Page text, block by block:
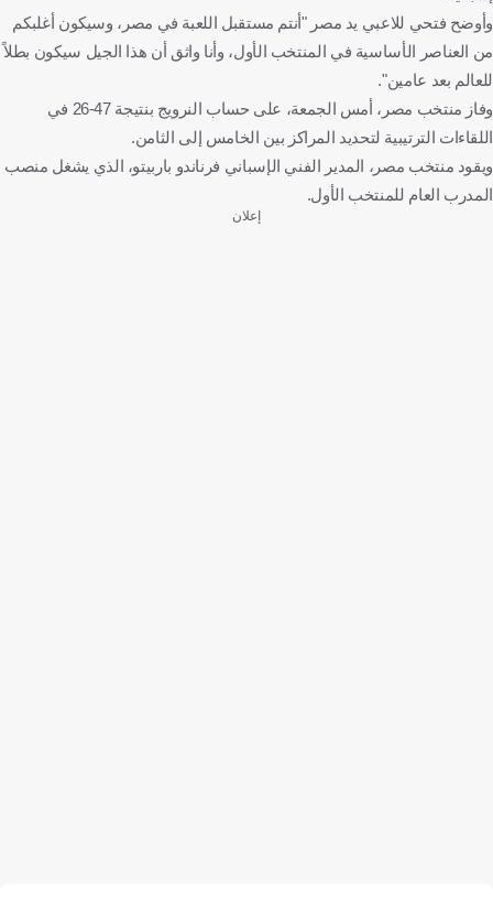
وأوضح فتحي للاعبي يد مصر "أنتم مستقبل اللعبة في مصر، وسيكون أغلبكم
من العناصر الأساسية في المنتخب الأول، وأنا واثق أن هذا الجيل سيكون بطلاً
للعالم بعد عامين".
وفاز منتخب مصر، أمس الجمعة، على حساب النرويج بنتيجة 47-26 في
اللقاءات الترتيبية لتحديد المراكز بين الخامس إلى الثامن.
ويقود منتخب مصر، المدير الفني الإسباني فرناندو باربيتو، الذي يشغل منصب
المدرب العام للمنتخب الأول.
إعلان